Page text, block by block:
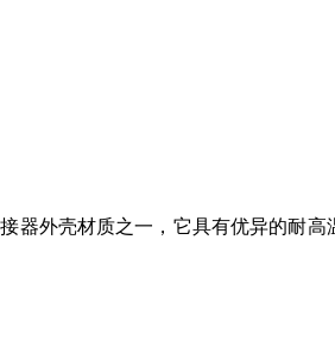
器外壳材质之一，它具有优异的耐